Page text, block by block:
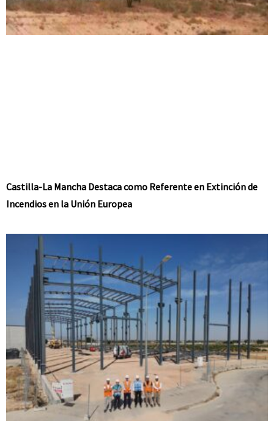
Castilla-La Mancha Destaca como Referente en Extinción de
Incendios en la Unión Europea